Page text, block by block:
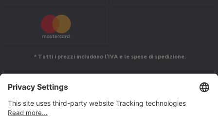
* Tutti i prezzi includono l'IVA e le spese di spedizione.